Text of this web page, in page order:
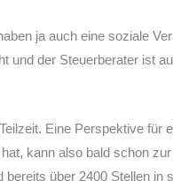
ja auch eine soziale
und der Steuerberater ist
Eine Perspektive für
kann also bald schon
über 2400 Stellen in